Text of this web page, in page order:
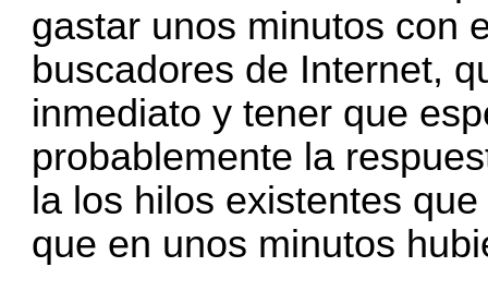
gastar unos minutos con
buscadores de Internet,
inmediato y tener que
probablemente la
la los hilos existentes
que en unos minutos